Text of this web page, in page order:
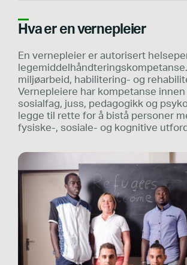
Hva er en vernepleier
En vernepleier er autorisert
miljøarbeid, habilitering- og
Vernepleiere har kompetanse
sosialfag, juss, pedagogikk og
legge til rette for å bistå personer
fysiske-, sosiale- og kognitive